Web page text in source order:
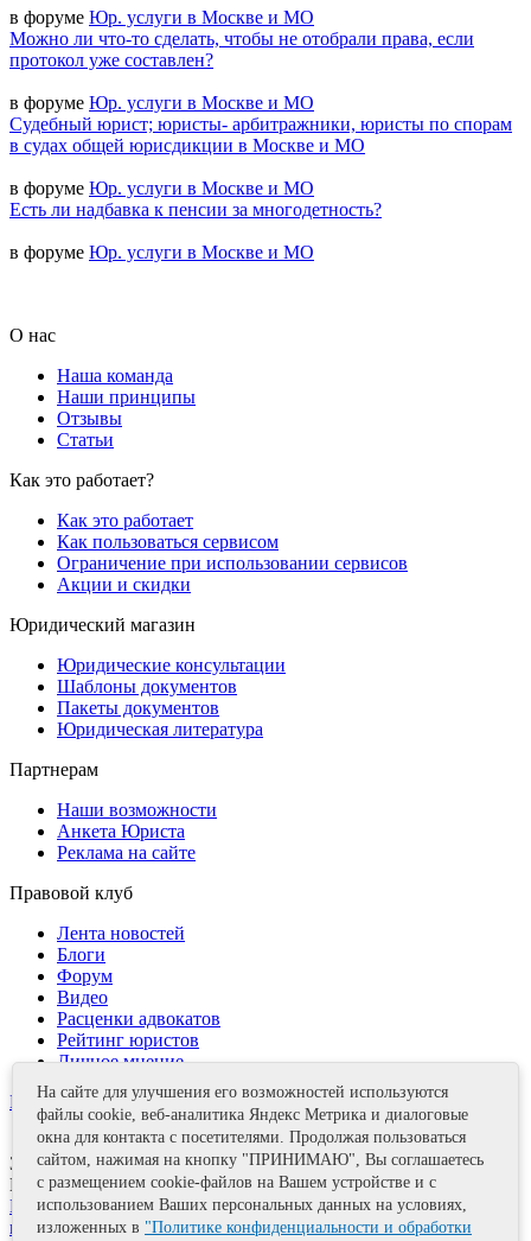
в форуме Юр. услуги в Москве и МО
Можно ли что-то сделать, чтобы не отобрали права, если
протокол уже составлен?
в форуме Юр. услуги в Москве и МО
Судебный юрист; юристы- арбитражники, юристы по спорам
в судах общей юрисдикции в Москве и МО
в форуме Юр. услуги в Москве и МО
Есть ли надбавка к пенсии за многодетность?
в форуме Юр. услуги в Москве и МО
О нас
Наша команда
Наши принципы
Отзывы
Статьи
Как это работает?
Как это работает
Как пользоваться сервисом
Ограничение при использовании сервисов
Акции и скидки
Юридический магазин
Юридические консультации
Шаблоны документов
Пакеты документов
Юридическая литература
Партнерам
Наши возможности
Анкета Юриста
Реклама на сайте
Правовой клуб
Лента новостей
Блоги
Форум
Видео
Расценки адвокатов
Рейтинг юристов
Личное мнение
Контакты
Задать вопрос
Поделиться
Политика информационной безопасности Правила
использования материалов
На сайте для улучшения его возможностей используются
файлы cookie, веб-аналитика Яндекс Метрика и диалоговые
окна для контакта с посетителями. Продолжая пользоваться
сайтом, нажимая на кнопку "ПРИНИМАЮ", Вы соглашаетесь
с размещением cookie-файлов на Вашем устройстве и с
использованием Ваших персональных данных на условиях,
изложенных в "Политике конфиденциальности и обработки